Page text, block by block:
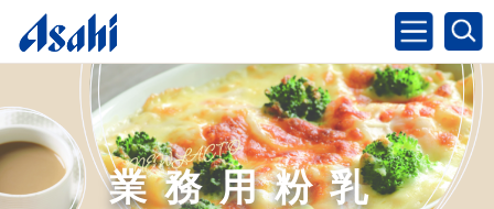
業務用粉乳